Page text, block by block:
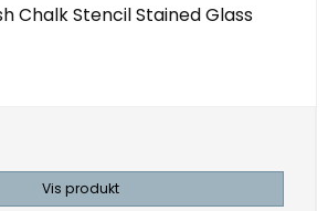
Chalk Stencil Stained Glass
Vis produkt